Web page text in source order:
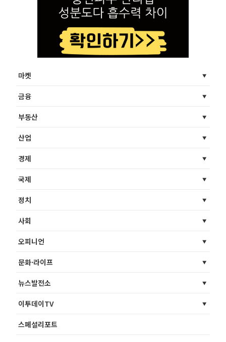
마켓
금융
부동산
산업
경제
국제
정치
사회
오피니언
문화·라이프
뉴스발전소
이투데이TV
스페셜리포트